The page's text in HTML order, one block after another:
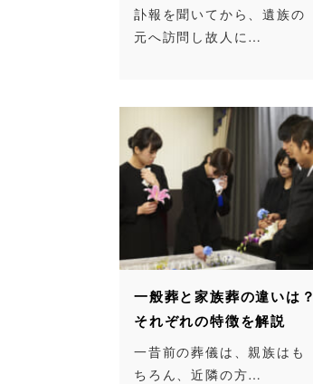
訃報を聞いてから、遺族の
元へ訪問し故人に…
一般葬と家族葬の違いは？
それぞれの特徴を解説
一昔前の葬儀は、親族はも
ちろん、近隣の方…